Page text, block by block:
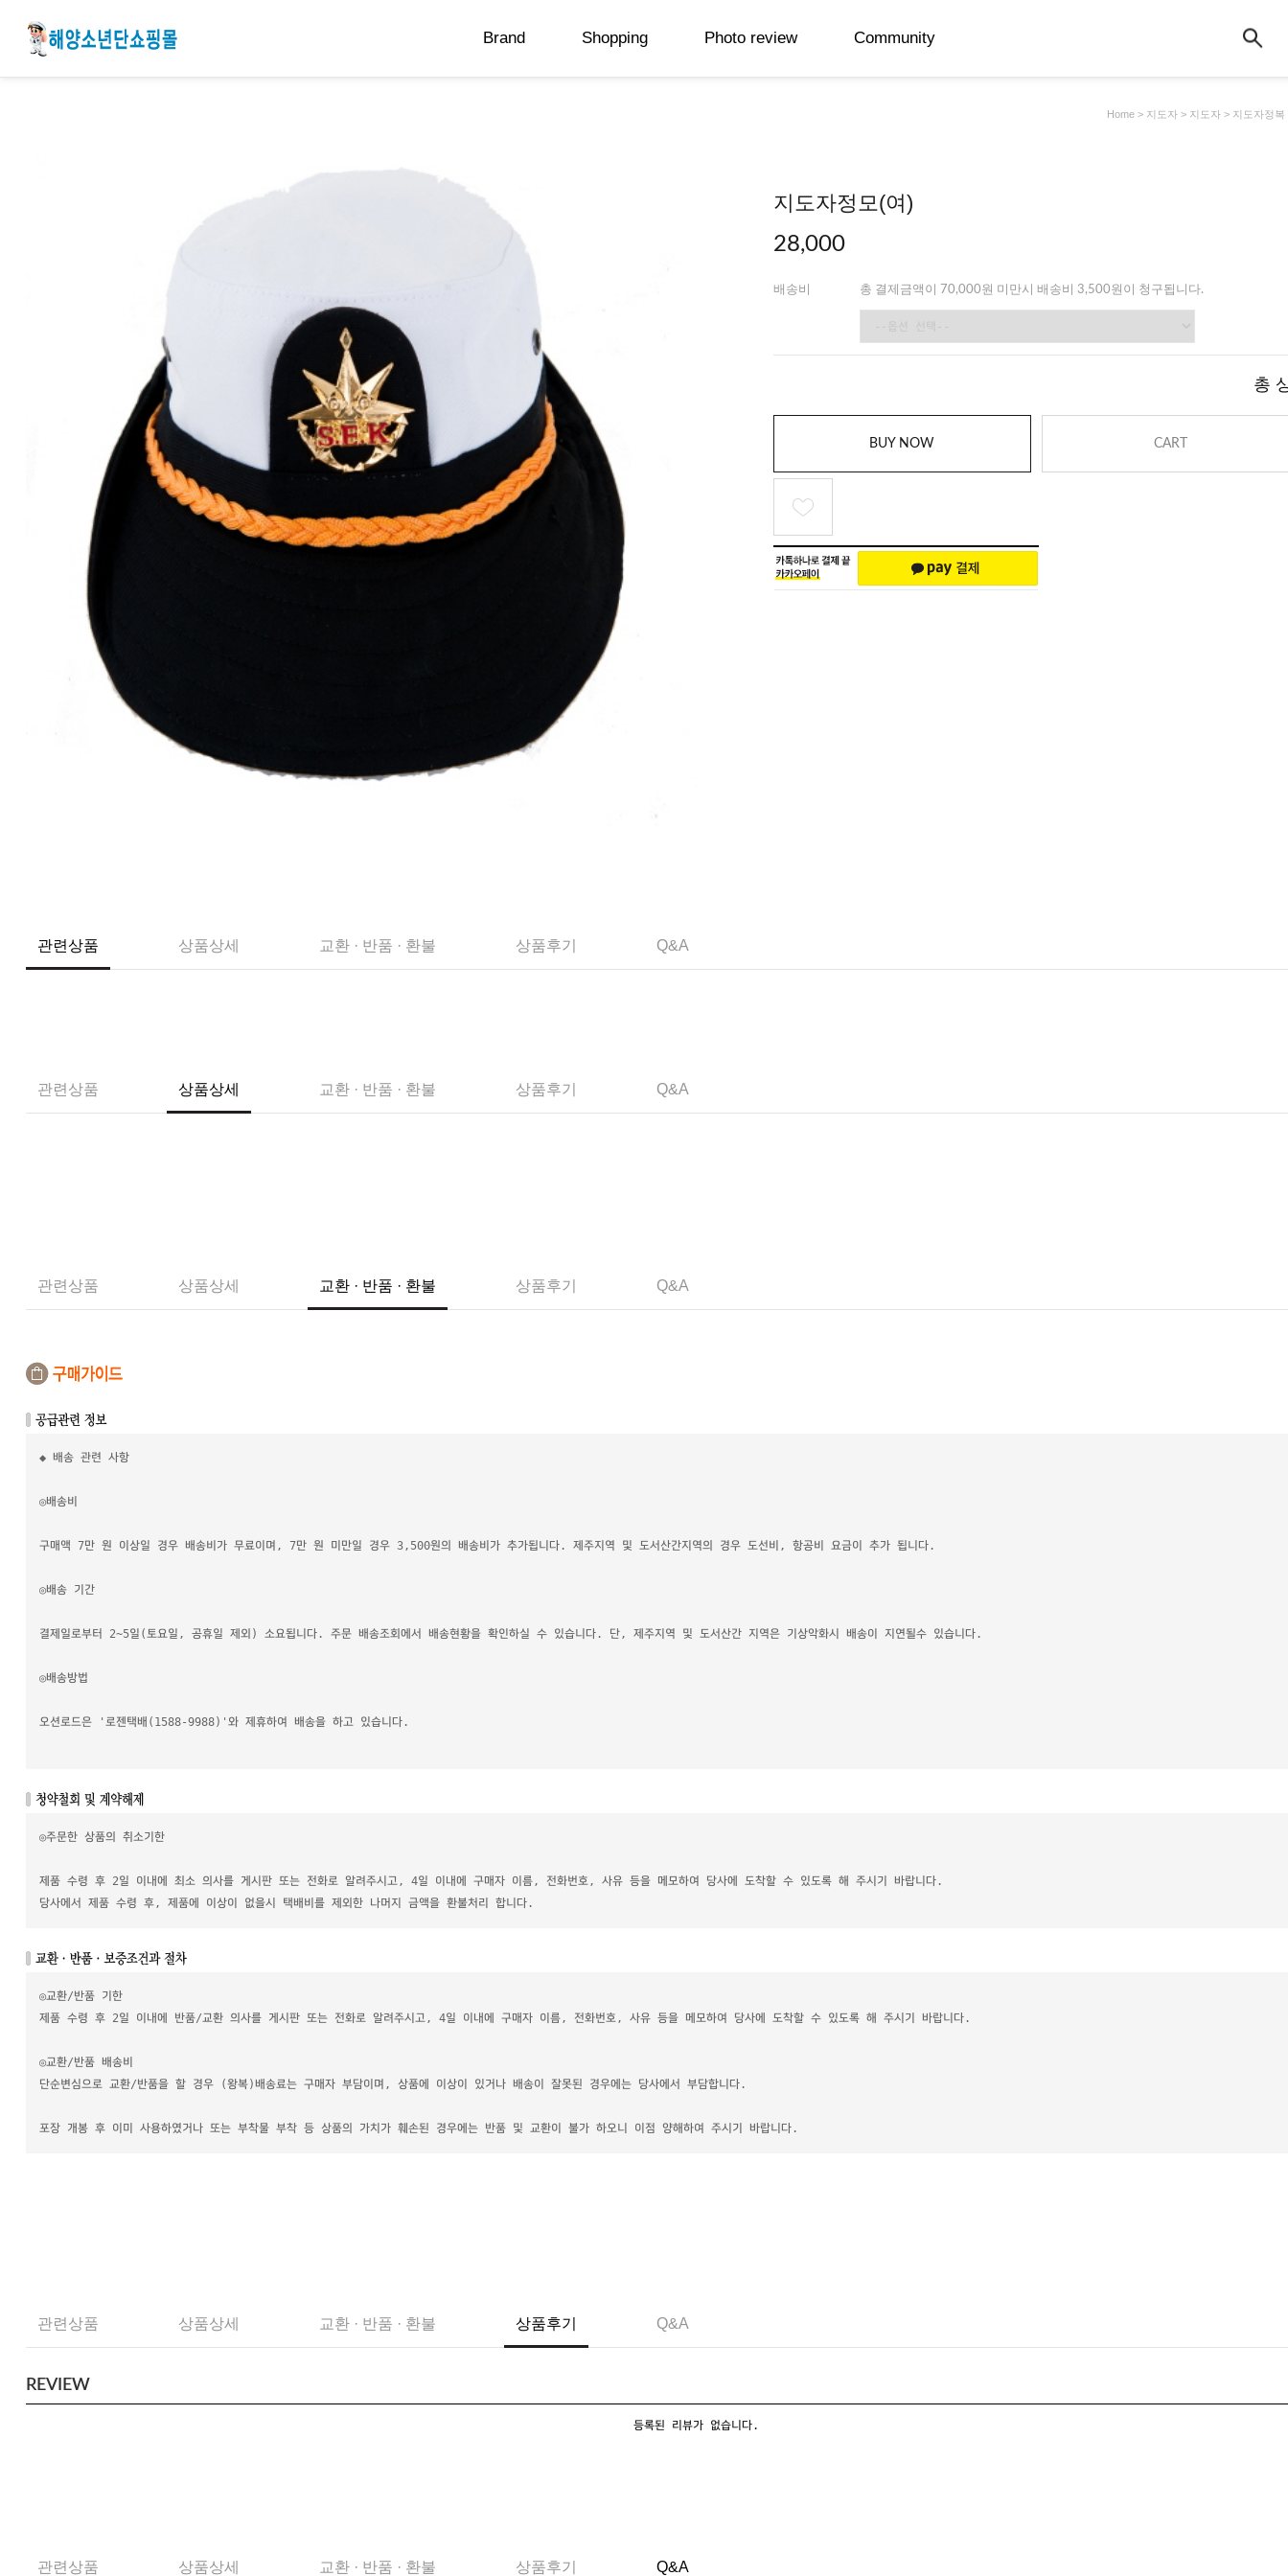
Brand Shopping Photo review Community
Home> 지도자> 지도자> 지도자정복
지도자정모(여)
28,000
배송비 총 결제금액이 70,000원 미만시 배송비 3,500원이 청구됩니다.
총
BUY NOW CART
관련상품 상품상세 교환 · 반품 · 환불 상품후기 Q&A
관련상품 상품상세 교환 · 반품 · 환불 상품후기 Q&A
관련상품 상품상세 교환 · 반품 · 환불 상품후기 Q&A
◆ 배송 관련 사항
◎배송비
구매액 7만 원 이상일 경우 배송비가 무료이며, 7만 원 미만일 경우 3,500원의 배송비가 추가됩니다. 제주지역 및 도서산간지역의 경우 도선비, 항공비 요금이 추가 됩니다.
◎배송 기간
결제일로부터 2~5일(토요일, 공휴일 제외) 소요됩니다. 주문 배송조회에서 배송현황을 확인하실 수 있습니다. 단, 제주지역 및 도서산간 지역은 기상악화시 배송이 지연될수 있습니다.
◎배송방법
오션로드은 '로젠택배(1588-9988)'와 제휴하여 배송을 하고 있습니다.
◎주문한 상품의 취소기한
제품 수령 후 2일 이내에 최소 의사를 게시판 또는 전화로 알려주시고, 4일 이내에 구매자 이름, 전화번호, 사유 등을 메모하여 당사에 도착할 수 있도록 해 주시기 바랍니다.
당사에서 제품 수령 후, 제품에 이상이 없을시 택배비를 제외한 나머지 금액을 환불처리 합니다.
◎교환/반품 기한
제품 수령 후 2일 이내에 반품/교환 의사를 게시판 또는 전화로 알려주시고, 4일 이내에 구매자 이름, 전화번호, 사유 등을 메모하여 당사에 도착할 수 있도록 해 주시기 바랍니다.
◎교환/반품 배송비
단순변심으로 교환/반품을 할 경우 (왕복)배송료는 구매자 부담이며, 상품에 이상이 있거나 배송이 잘못된 경우에는 당사에서 부담합니다.
포장 개봉 후 이미 사용하였거나 또는 부착물 부착 등 상품의 가치가 훼손된 경우에는 반품 및 교환이 불가 하오니 이점 양해하여 주시기 바랍니다.
관련상품 상품상세 교환 · 반품 · 환불 상품후기 Q&A
REVIEW
등록된 리뷰가 없습니다.
관련상품 상품상세 교환 · 반품 · 환불 상품후기 Q&A